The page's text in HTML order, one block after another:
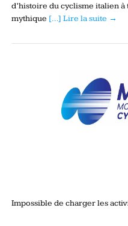
d’histoire du cyclisme italien
mythique […] Lire la suite →
Impossible de charger les